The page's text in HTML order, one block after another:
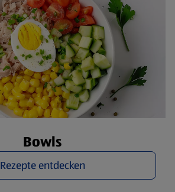
Bowls
Rezepte entdecken